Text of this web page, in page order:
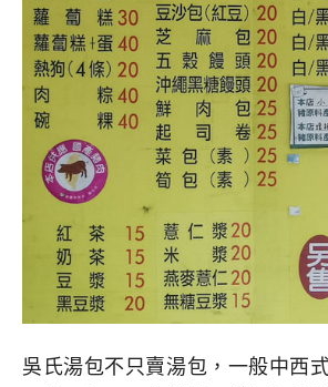
吳氏湯包不只賣湯包，一般中西